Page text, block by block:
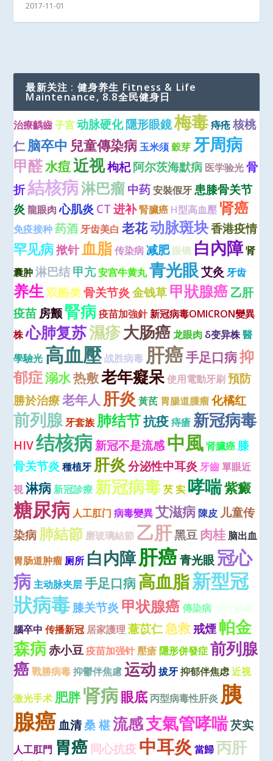
2017-11-01
最新关注 : 健身养生 Fitness & Life
Maintenance, 8.8全民健身日
治療齲齒 子宮 动脉硬化隱形眼鏡梅毒 痔疮 核桃
仁脑卒中 兒童傳染病 玉米须 穀芽 牙周病
甲醛水痘近视枸杞阿尔茨海默病 医学验光 骨
折結核病淋巴瘤中药 安裝假牙 患膝骨关节
炎 龍眼肉 心肌炎 CT 进补腎臟癌 H型高血壓 肾癌
免疫接种 药酒 牙齿美白 老花动脉斑块香港疫情
罕见病揿针血脂 传染病 减肥 眼镜 白內障肾
囊肿 淋巴结甲亢 安宫牛黄丸青光眼 艾灸 牙齿
养生双酚类骨关节炎 金钱草甲狀腺癌乙肝
疫苗房颤腎病 疫苗加強針新冠病毒OMICRON變異
株心肺复苏濕疹大肠癌 龙眼肉 δ变异株醫
學驗光 高血壓 战胜病毒 肝癌手足口病抑
郁症溺水热敷老年癡呆使用電動牙刷 預防
勝於治療老年人 肝炎 黃芪 胃腸道腫瘤 化橘红
前列腺牙套族 肺结节抗疫 痔瘡 新冠病毒
HIV结核病新冠不是流感中風 肾臟癌 膝
骨关节炎 種植牙 肝炎 分泌性中耳炎 牙齒 單眼近
視 淋病 新冠診療 新冠病毒 芡 实 哮喘紫癜
糖尿病 人工肛门 病毒變異 艾滋病 陳皮 儿童传
染病肺結節 磨玻璃結節 乙肝黑豆肉桂 脑出血
胃肠道肿瘤 厕所 白内障肝癌青光眼冠心
病 主动脉夹层 手足口病高血脂新型冠
狀病毒膝关节炎 甲状腺癌 傳染病
腦卒中 传播新冠 居家護理 薏苡仁急救戒煙帕金
森病赤小豆 疫苗加强针 壓瘡 隱形併發症 前列腺
癌 戰勝病毒 抑鬱伴焦慮 运动 拔牙 抑郁伴焦虑近视
激光手术 肥胖肾病眼底 丙型病毒性肝炎 胰
腺癌血清桑 椹流感支氣管哮喘芡实
人工肛門 胃癌 同心抗疫 中耳炎 當歸 丙肝